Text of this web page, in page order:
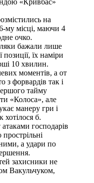
на
му місці, маючи 4
очко.
бажали лише
їх наміри
10 хвилин.
моментів, а от
з форвардів так і
тайму
«Колоса», але
манеру гри і
хотілося б.
господарів
а удари по
захисники не
Вакульчуком,